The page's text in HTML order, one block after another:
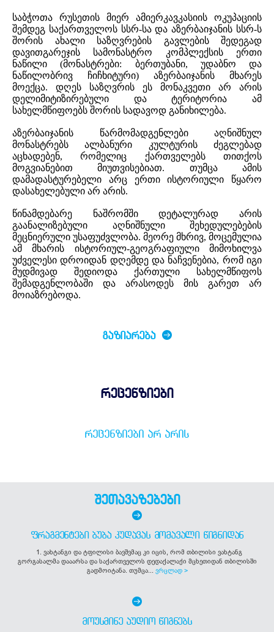
საბჭოთა რუსეთის მიერ ამიერკავკასიის ოკუპაციის
შემდეგ საქართველოს სსრ-სა და აზერბაიჯანის სსრ-ს
შორის ახალი საზღვრების გავლების შედეგად
დავითგარეჯის სამონასტრო კომპლექსის ერთი
ნაწილი (მონასტრები: ბერთუბანი, უდაბნო და
ნაწილობრივ ჩიჩხიტური) აზერბაიჯანის მხარეს
მოექცა. დღეს საზღვრის ეს მონაკვეთი არ არის
დელიმიტიზირებული და ტერიტორია ამ
სახელმწიფოებს შორის სადავოდ განიხილება.
აზერბაიჯანის წარმომადგენლები აღნიშნულ
მონასტრებს ალბანური კულტურის ძეგლებად
აცხადებენ, რომელიც ქართველებს თითქოს
მოგვიანებით მიუთვისებიათ. თუმცა ამის
დამადასტურებელი არც ერთი ისტორიული წყარო
დასახელებული არ არის.
წინამდებარე ნაშრომში დეტალურად არის
გაანალიზებული აღნიშნული შეხედულებების
მეცნიერული უსაფუძვლობა. მეორე მხრივ, მოცემულია
ამ მხარის ისტორიულ-გეოგრაფიული მიმოხილვა
უძველესი დროიდან დღემდე და ნაჩვენებია, რომ იგი
მუდმივად შედიოდა ქართული სახელმწიფოს
შემადგენლობაში და არასოდეს მის გარეთ არ
მოიაზრებოდა.
ᲒᲐᲖᲘᲐᲠᲔᲑᲐ
რეცენზიები
ᲠᲔᲪᲔᲜᲖᲘᲔᲑᲘ ᲐᲠ ᲐᲠᲘᲡ
შეთავაზებები
ᲤᲠᲐᲒᲛᲔᲜᲢᲔᲑᲘ ᲑᲣᲑᲐ ᲙᲣᲓᲐᲕᲐᲡ ᲛᲝᲛᲐᲕᲐᲚᲘ ᲬᲘᲒᲜᲘᲓᲐᲜ
1. ვახტანგი და ტფილისი ბავშვმაც კი იცის, რომ თბილისი ვახტანგ
გორგასალმა დააარსა და საქართველოს დედაქალაქი მცხეთიდან თბილისში
გადმოიტანა. თუმცა... ვრცლად >
ᲛᲝᲣᲡᲛᲘᲜᲔ ᲐᲣᲓᲘᲝ ᲬᲘᲒᲜᲔᲑᲡ